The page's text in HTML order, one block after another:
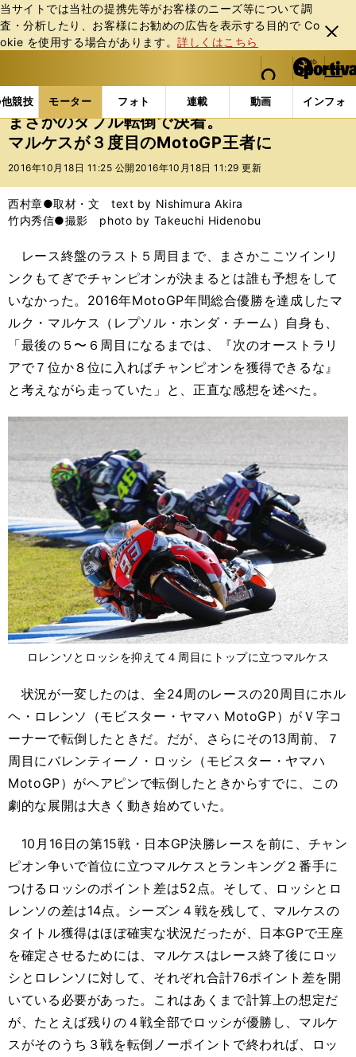
当サイトでは当社の提携先等がお客様のニーズ等について調
査・分析したり、お客様にお勧めの広告を表⽰する⽬的で Co
okie を使⽤する場合があります。詳しくはこちら
閉じ
る
web Sportiva (webスポルティーバ)
検索
マイペ
ー
ジ
メニュ
競技 モーター フォト 連載 動画 インフォ
b
ス
ポ
ル
バ
モーターの記事一覧 モーター MotoGP まさか
まさかのダブル転倒で決着。
マルケスが３度目のMotoGP王者に
2016年10月18日 11:25 公開 2016年10月18日 11:29 更新
西村章●取材・文 text by Nishimura Akira
竹内秀信●撮影 photo by Takeuchi Hidenobu
レース終盤のラスト５周目まで、まさかここツインリ
ンクもてぎでチャンピオンが決まるとは誰も予想をして
いなかった。2016年MotoGP年間総合優勝を達成したマ
ルク・マルケス（レプソル・ホンダ・チーム）自身も、
「最後の５〜６周目になるまでは、『次のオーストラリ
アで７位か８位に入ればチャンピオンを獲得できるな』
と考えながら走っていた」と、正直な感想を述べた。
ロレンソとロッシを抑えて４周目にトップに立つマルケス
状況が一変したのは、全24周のレースの20周目にホル
ヘ・ロレンソ（モビスター・ヤマハ MotoGP）がＶ字コ
ーナーで転倒したときだ。だが、さらにその13周前、７
周目にバレンティーノ・ロッシ（モビスター・ヤマハ
MotoGP）がヘアピンで転倒したときからすでに、この
劇的な展開は大きく動き始めていた。
10月16日の第15戦・日本GP決勝レースを前に、チャン
ピオン争いで首位に立つマルケスとランキング２番手に
つけるロッシのポイント差は52点。そして、ロッシとロ
レンソの差は14点。シーズン４戦を残して、マルケスの
タイトル獲得はほぼ確実な状況だったが、日本GPで王座
を確定させるためには、マルケスはレース終了後にロッ
シとロレンソに対して、それぞれ合計76ポイント差を開
いている必要があった。これはあくまで計算上の想定だ
が、たとえば残りの４戦全部でロッシが優勝し、マルケ
スがそのうち３戦を転倒ノーポイントで終われば、ロッ